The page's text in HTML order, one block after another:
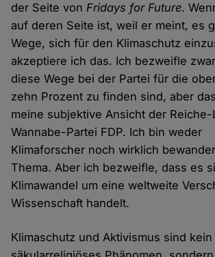
der Seite vonFridays for Future.
auf deren Seite ist, weil er meint, es
Wege, sich für den Klimaschutz
akzeptiere ich das. Ich bezweifle
diese Wege bei der Partei für die
zehn Prozent zu finden sind, aber
meine subjektive Ansicht der
Wannabe-Partei FDP. Ich bin weder
Klimaforscher noch wirklich
Thema. Aber ich bezweifle, dass es
Klimawandel um eine weltweite
Wissenschaft handelt.
Klimaschutz und Aktivismus sind kein